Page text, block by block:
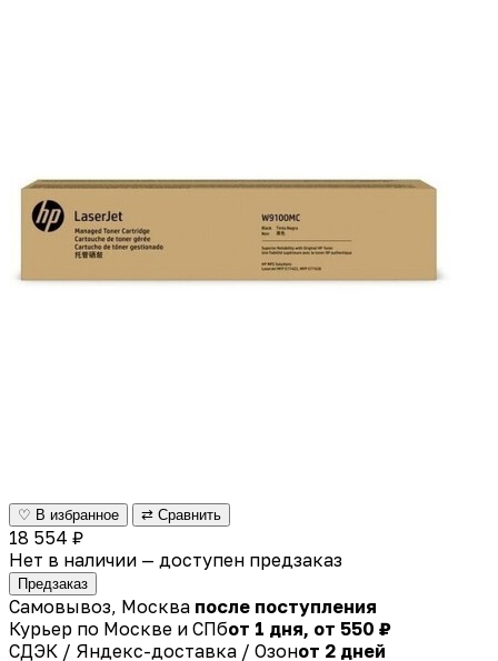
♡ В избранное ⇄ Сравнить
18 554 ₽
Нет в наличии — доступен предзаказ
Предзаказ
Самовывоз, Москва после поступления
Курьер по Москве и СПбот 1 дня, от 550 ₽
СДЭК / Яндекс-доставка / Озонот 2 дней